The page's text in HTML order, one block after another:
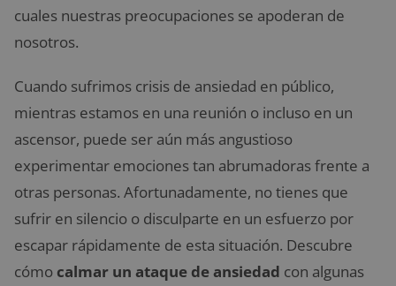
cuales nuestras preocupaciones se apoderan de
nosotros.
Cuando sufrimos crisis de ansiedad en público,
mientras estamos en una reunión o incluso en un
ascensor, puede ser aún más angustioso
experimentar emociones tan abrumadoras frente a
otras personas. Afortunadamente, no tienes que
sufrir en silencio o disculparte en un esfuerzo por
escapar rápidamente de esta situación. Descubre
cómo calmar un ataque de ansiedad con algunas